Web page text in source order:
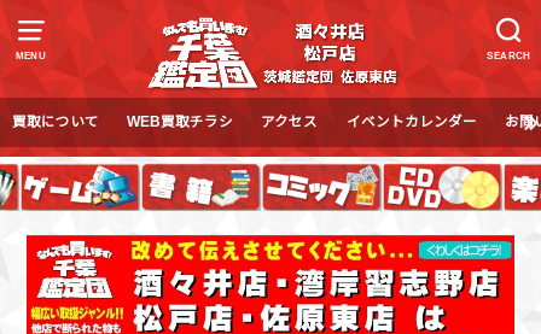
MENU SEARCH
買取について WEB買取チラシ アクセス イベントカレンダー お問